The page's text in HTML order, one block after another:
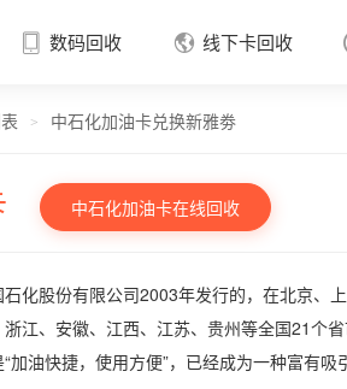
 数码回收  线下卡回收
> 中石化加油卡兑换新雅劵
中石化加油卡在线回收
化股份有限公司2003年发行的，在北京、
江、安徽、江西、江苏、贵州等全国21个
加油快捷，使用方便”，已经成为一种富有吸